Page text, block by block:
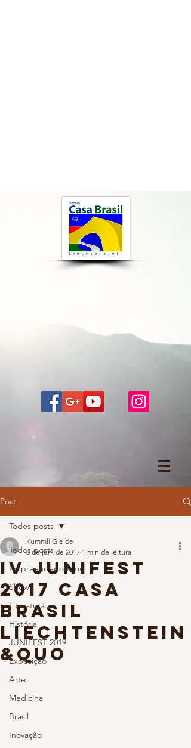
Post
Todos posts
Empreendedorismo
Show
Literatura
História
JUNIFEST 2019
Exposição
Arte
Medicina
Brasil
Inovação
Todos posts
IV JUNIFEST
2017 Casa
Brasil
Liechtenstein
&quo
Kummli Gleide
8 de jun. de 2017 1 min de leitura